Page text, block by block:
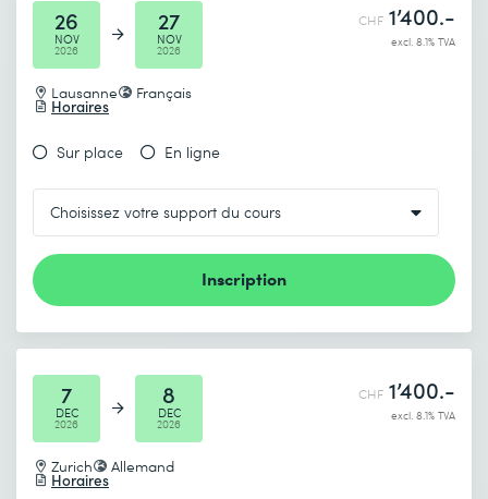
26
NOV
2026
27
NOV
2026
Lausanne Français
Horaires
CHF 1’400.-
excl. 8.1% TVA
Sur place En ligne
Inscription
7
DEC
2026
8
DEC
2026
Zurich Allemand
Horaires
CHF 1’400.-
excl. 8.1% TVA